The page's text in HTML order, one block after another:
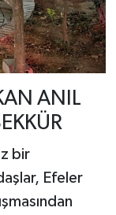
ANIL
bir
Efeler